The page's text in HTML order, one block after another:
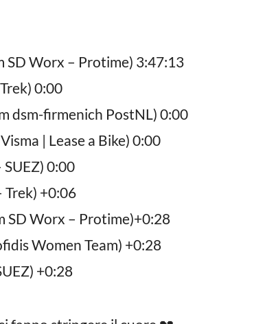
SD Worx – Protime) 3:47:13
0:00
dsm-firmenich PostNL) 0:00
| Lease a Bike) 0:00
0:00
Trek) +0:06
SD Worx – Protime)+0:28
Women Team) +0:28
+0:28